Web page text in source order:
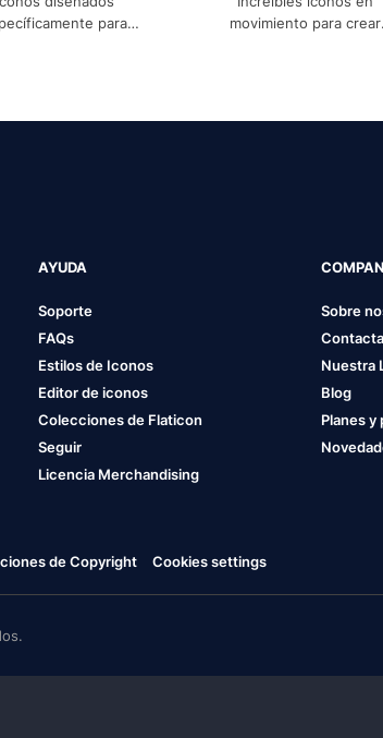
para
movimiento para crear
AYUDA
Soporte
FAQs
Estilos de Iconos
Editor de iconos
Colecciones de Flaticon
Seguir
Licencia Merchandising
Sobre
Nuestra
Blog
Planes y
de Copyright Cookies settings